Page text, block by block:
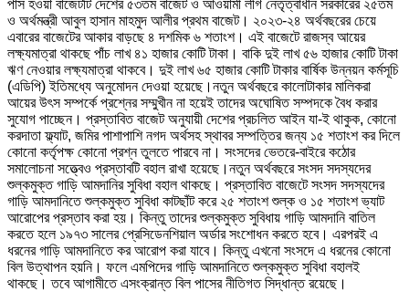
পাস হওয়া বাজেটটি দেশের ৫৩তম বাজেট ও আওয়ামী লীগ নেতৃত্বাধীন সরকারের ২৫তম
ও অর্থমন্ত্রী আবুল হাসান মাহমুদ আলীর প্রথম বাজেট। ২০২৩-২৪ অর্থবছরের চেয়ে
এবারের বাজেটের আকার বাড়ছে ৪ দশমিক ৬ শতাংশ। এই বাজেটে রাজস্ব আয়ের
লক্ষ্যমাত্রা থাকছে পাঁচ লাখ ৪১ হাজার কোটি টাকা। বাকি দুই লাখ ৫৬ হাজার কোটি টাকা
ঋণ নেওয়ার লক্ষ্যমাত্রা থাকবে। দুই লাখ ৬৫ হাজার কোটি টাকার বার্ষিক উন্নয়ন কর্মসূচি
(এডিপি) ইতিমধ্যে অনুমোদন দেওয়া হয়েছে।নতুন অর্থবছরে কালোটাকার মালিকরা
আয়ের উৎস সম্পর্কে প্রশ্নের সম্মুখীন না হয়েই তাদের অঘোষিত সম্পদকে বৈধ করার
সুযোগ পাচ্ছেন। প্রস্তাবিত বাজেট অনুযায়ী দেশের প্রচলিত আইন যা-ই থাকুক, কোনো
করদাতা ফ্ল্যাট, জমির পাশাপাশি নগদ অর্থসহ স্থাবর সম্পত্তির জন্য ১৫ শতাংশ কর দিলে
কোনো কর্তৃপক্ষ কোনো প্রশ্ন তুলতে পারবে না। সংসদের ভেতরে-বাইরে কঠোর
সমালোচনা সত্ত্বেও প্রস্তাবটি বহাল রাখা হয়েছে।নতুন অর্থবছরে সংসদ সদস্যদের
শুল্কমুক্ত গাড়ি আমদানির সুবিধা বহাল থাকছে। প্রস্তাবিত বাজেটে সংসদ সদস্যদের
গাড়ি আমদানিতে শুল্কমুক্ত সুবিধা কাটছাঁট করে ২৫ শতাংশ শুল্ক ও ১৫ শতাংশ ভ্যাট
আরোপের প্রস্তাব করা হয়। কিন্তু তাদের শুল্কমুক্ত সুবিধায় গাড়ি আমদানি বাতিল
করতে হলে ১৯৭৩ সালের প্রেসিডেনশিয়াল অর্ডার সংশোধন করতে হবে। এরপরই এ
ধরনের গাড়ি আমদানিতে কর আরোপ করা যাবে। কিন্তু এখনো সংসদে এ ধরনের কোনো
বিল উত্থাপন হয়নি। ফলে এমপিদের গাড়ি আমদানিতে শুল্কমুক্ত সুবিধা বহালই
থাকছে। তবে আগামীতে এসংক্রান্ত বিল পাসের নীতিগত সিদ্ধান্ত রয়েছে।